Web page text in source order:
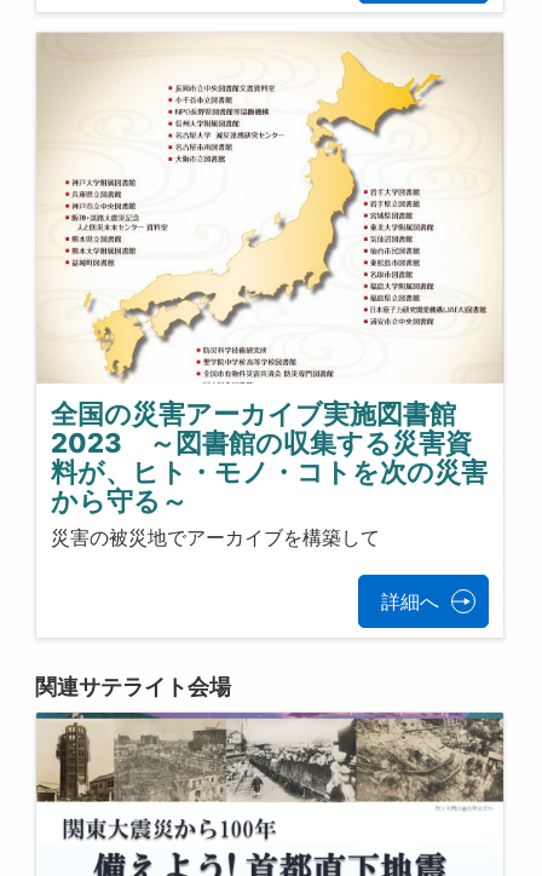
全国の災害アーカイブ実施図書館
2023 ～図書館の収集する災害資
料が、ヒト・モノ・コトを次の災害
から守る～
災害の被災地でアーカイブを構築して
詳細へ
関連サテライト会場